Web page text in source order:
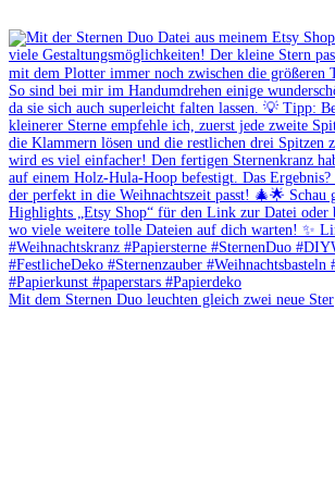
Mit dem Sternen Duo leuchten gleich zwei neue Ster